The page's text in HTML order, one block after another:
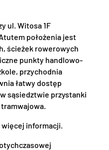
ul. Witosa 1F
położenia jest
ścieżek rowerowych
punkty handlowo-
przychodnia
łatwy dostęp
sąsiedztwie przystanki
informacji.